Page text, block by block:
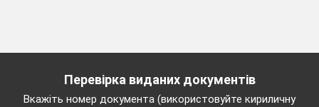
Перевірка виданих документів
Вкажіть номер документа (використовуйте кириличну